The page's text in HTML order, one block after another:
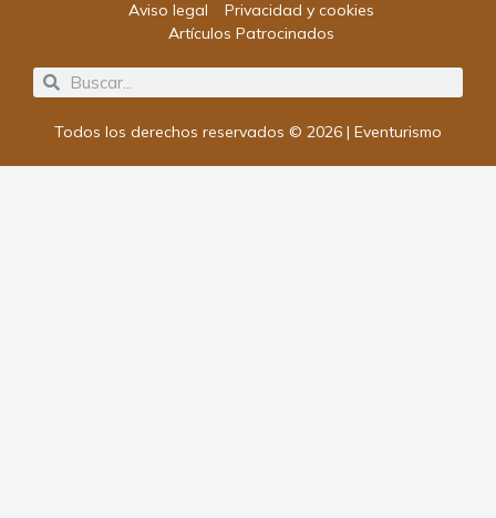
Todos los derechos reservados © 2026 | Eventurismo
SearchSearch
Aviso legal
Privacidad y cookies
Artículos Patrocinados